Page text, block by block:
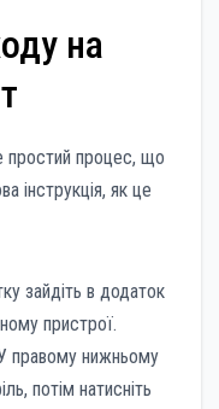
на
простий процес, що
інструкція, як це
зайдіть в додаток
пристрої.
правому нижньому
потім натисніть